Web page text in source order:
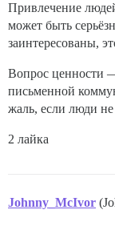
Привлечение
может быть
заинтересованы,
Вопрос ценности
письменной
жаль, если люди не
2 лайка
Johnny_McIvor